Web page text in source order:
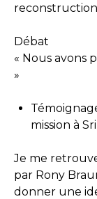
Débat
« Nous avons
»
mission à
Je me
par Rony
donner une